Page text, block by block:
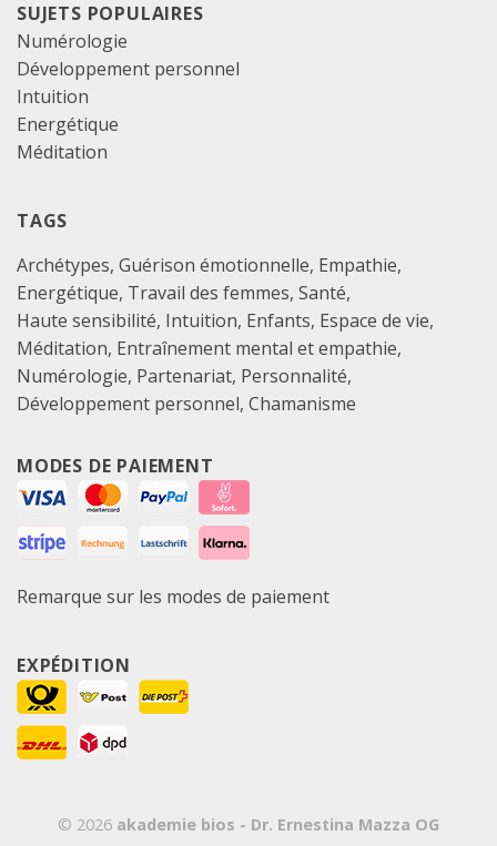
SUJETS POPULAIRES
Numérologie
Développement personnel
Intuition
Energétique
Méditation
TAGS
Archétypes Guérison émotionnelle Empathie
Energétique Travail des femmes Santé
Haute sensibilité Intuition Enfants Espace de vie
Méditation Entraînement mental et empathie
Numérologie Partenariat Personnalité
Développement personnel Chamanisme
MODES DE PAIEMENT
Remarque sur les modes de paiement
EXPÉDITION
© 2026 akademie bios - Dr. Ernestina Mazza OG